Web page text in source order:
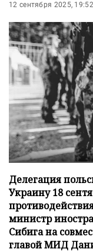
12 сентября 2025, 19:52
Делегация
Украину 18
министр
Сибига на
главой МИД